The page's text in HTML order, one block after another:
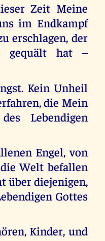
Zeit Meine
im Endkampf
erschlagen, der
gequält hat –
Kein Unheil
die Mein
Lebendigen
Engel, von
Welt befallen
über diejenigen,
Gottes
Kinder, und